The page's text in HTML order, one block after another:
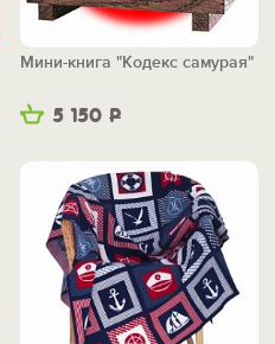
5 150 Р
Мини-книга "Кодекс самурая"